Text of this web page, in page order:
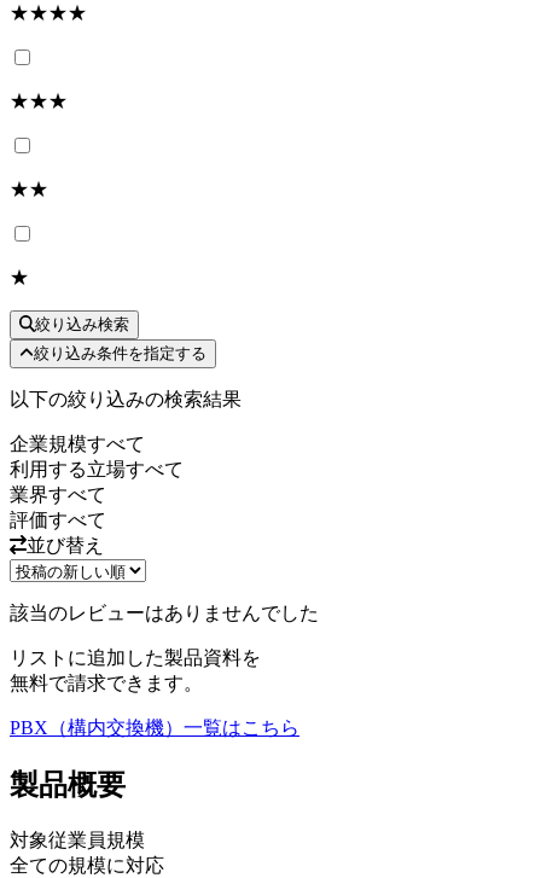
★★★★
★★★
★★
★
絞り込み検索
絞り込み条件を指定する
以下の絞り込みの検索結果
企業規模すべて
利用する立場すべて
業界すべて
評価すべて
並び替え
該当のレビューはありませんでした
リストに追加した製品資料を
無料で請求できます。
PBX（構内交換機） 一覧はこちら
製品概要
対象従業員規模
全ての規模に対応